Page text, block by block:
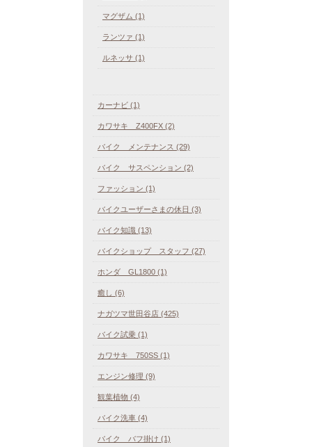
マグザム (1)
ランツァ (1)
ルネッサ (1)
カーナビ (1)
カワサキ Z400FX (2)
バイク メンテナンス (29)
バイク サスペンション (2)
ファッション (1)
バイクユーザーさまの休日 (3)
バイク知識 (13)
バイクショップ スタッフ (27)
ホンダ GL1800 (1)
癒し (6)
ナガツマ世田谷店 (425)
バイク試乗 (1)
カワサキ 750SS (1)
エンジン修理 (9)
観葉植物 (4)
バイク洗車 (4)
バイク バフ掛け (1)